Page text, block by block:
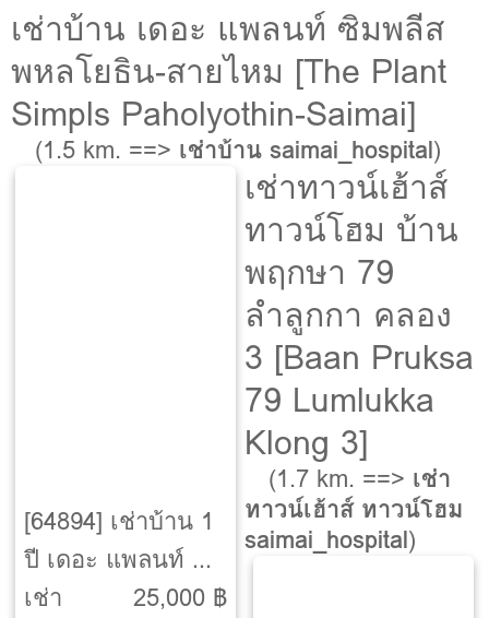
เช่าบ้าน เดอะ แพลนท์ ซิมพลีส
พหลโยธิน-สายไหม [The Plant
Simpls Paholyothin-Saimai]
(1.5 km. ==> เช่าบ้าน saimai_hospital)
[64894] เช่าบ้าน 1
ปี เดอะ แพลนท์ ซิม
พลีส พหลโยธิน-
เช่า
25,000 ฿
เช่าทาวน์เฮ้าส์
ทาวน์โฮม บ้าน
พฤกษา 79
ลำลูกกา คลอง
3 [Baan Pruksa
79 Lumlukka
Klong 3]
(1.7 km. ==> เช่า
ทาวน์เฮ้าส์ ทาวน์โฮม
saimai_hospital)